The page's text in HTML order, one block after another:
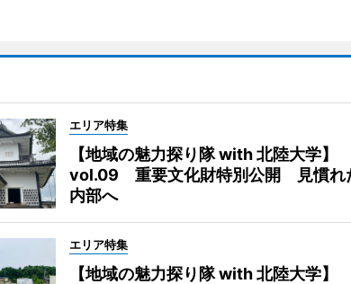
エリア特集
【地域の魅力探り隊 with 北陸大学】
vol.09 重要文化財特別公開 見慣れ
内部へ
エリア特集
【地域の魅力探り隊 with 北陸大学】